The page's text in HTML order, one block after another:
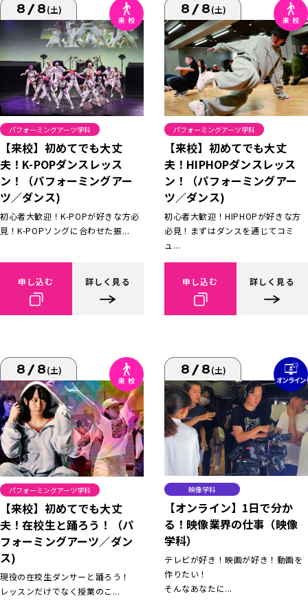
8/8(土)
パフォーミングアーツ学科
【来校】初めてでも大丈
夫！K-POPダンスレッス
ン！（パフォーミングアー
ツ／ダンス)
初心者大歓迎！K-POPが好きな方必
見！K-POPソングに合わせた振...
申し込む 詳しく見る
8/8(土)
パフォーミングアーツ学科
【来校】初めてでも大丈
夫！HIPHOPダンスレッス
ン！（パフォーミングアー
ツ／ダンス)
初心者大歓迎！HIPHOPが好きな方
必見！まずはダンスを通じてコミ
ュ...
申し込む 詳しく見る
8/8(土)
パフォーミングアーツ学科
【来校】初めてでも大丈
夫！在校生と踊ろう！（パ
フォーミングアーツ／ダン
ス)
現役の在校生ダンサーと踊ろう！
レッスンだけでなく授業のこ...
8/8(土)
映像学科
【オンライン】1日で分か
る！映像業界の仕事（映像
学科）
テレビが好き！映画が好き！動画を
作りたい！
そんなあなたに...